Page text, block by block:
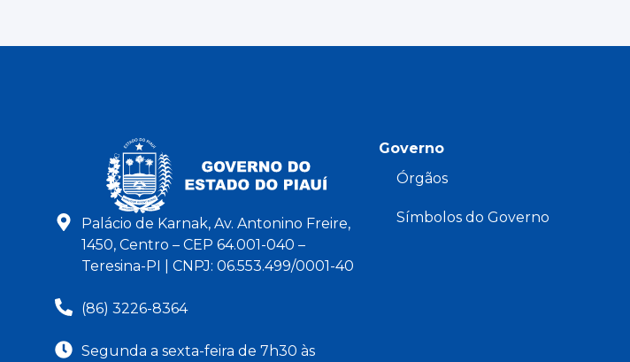
Palácio de Karnak, Av. Antonino Freire,
1450, Centro – CEP 64.001-040 –
Teresina-PI | CNPJ: 06.553.499/0001-40
(86) 3226-8364
Segunda a sexta-feira de 7h30 às
Governo
Órgãos
Símbolos do Governo